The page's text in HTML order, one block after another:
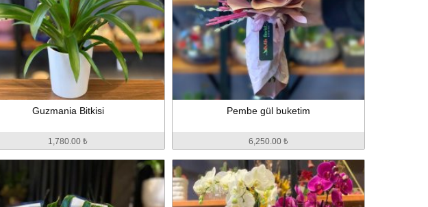
Guzmania Bitkisi
1,780.00 ₺
Pembe gül buketim
6,250.00 ₺